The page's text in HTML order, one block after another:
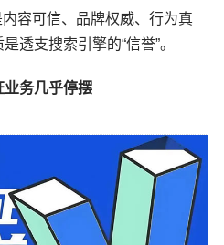
容可信、品牌权威、行为真
透支搜索引擎的“信誉”。
业务几乎停摆